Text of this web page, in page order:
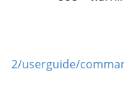
2/userguide/